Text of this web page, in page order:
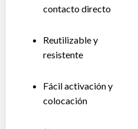
contacto directo
Reutilizable y
resistente
Fácil activación y
colocación